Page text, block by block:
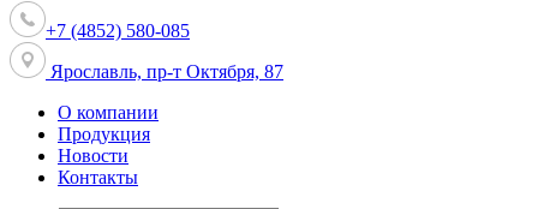
+7 (4852) 580-085
Ярославль, пр-т Октября, 87
О компании
Продукция
Новости
Контакты